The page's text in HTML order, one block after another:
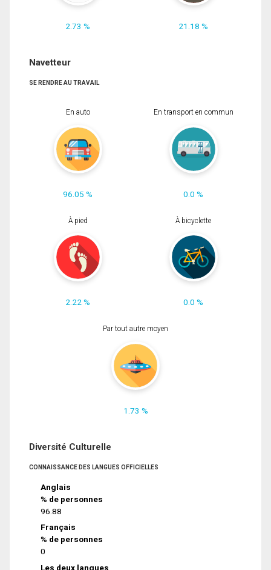
2.73 % 21.18 %
Navetteur
SE RENDRE AU TRAVAIL
En auto
96.05 %
En transport en commun
0.0 %
À pied
2.22 %
À bicyclette
0.0 %
Par tout autre moyen
1.73 %
Diversité Culturelle
CONNAISSANCE DES LANGUES OFFICIELLES
Anglais
% de personnes
96.88
Français
% de personnes
0
Les deux langues